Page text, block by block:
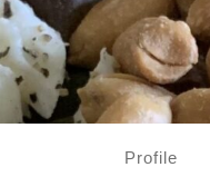
Profile